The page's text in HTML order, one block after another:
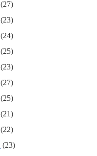
(27)
(23)
(24)
(25)
(23)
(27)
(25)
(21)
(22)
(23)